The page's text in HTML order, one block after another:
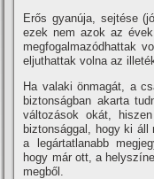
Erős gyanúja, sejtése
ezek nem azok az
megfo­galmazódhattak
eljuthat­tak volna az
Ha valaki önmagát, a
biz­tonságban akarta
változá­sok okát,
biztonsággal, hogy ki
a legártatlanabb
hogy már ott, a
megből.